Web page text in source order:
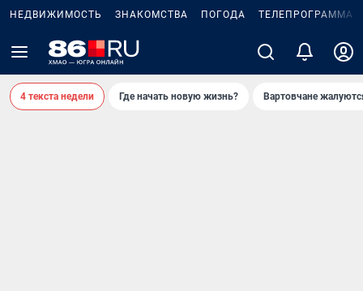
НЕДВИЖИМОСТЬ ЗНАКОМСТВА ПОГОДА ТЕЛЕПРОГРАММА
4 текста недели Где начать новую жизнь? Вартовчане